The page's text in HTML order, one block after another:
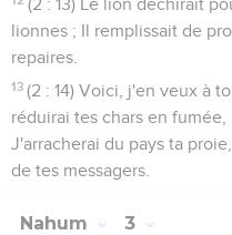
(2 : 13) Le lion déchirait
lionnes ; Il remplissait de
repaires.
13 (2 : 14) Voici, j'en veux à
réduirai tes chars en
J'arracherai du pays ta
de tes messagers.
Nahum 3